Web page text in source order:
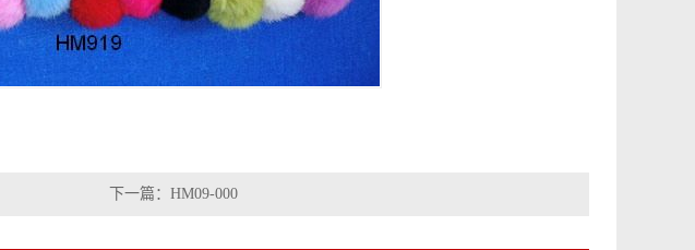
下一篇： HM09-000